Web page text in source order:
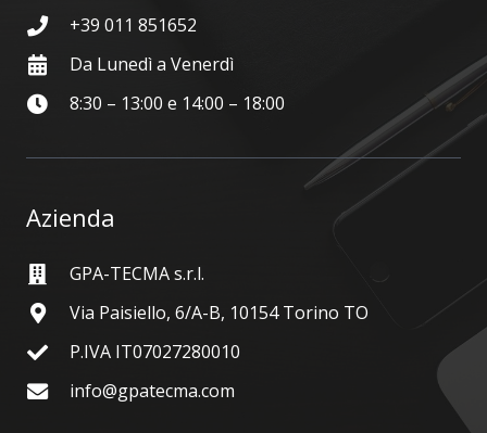
+39 011 851652
Da Lunedì a Venerdì
8:30 – 13:00 e 14:00 – 18:00
Azienda
GPA-TECMA s.r.l.
Via Paisiello, 6/A-B, 10154 Torino TO
P.IVA IT07027280010
info@gpatecma.com